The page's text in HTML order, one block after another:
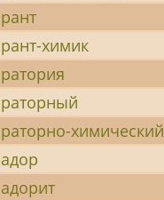
химик
химический